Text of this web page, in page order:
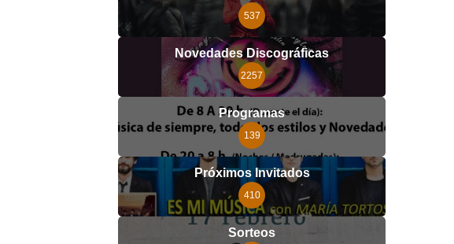
537
Novedades Discográficas
2257
Programas
139
Próximos Invitados
410
Sorteos